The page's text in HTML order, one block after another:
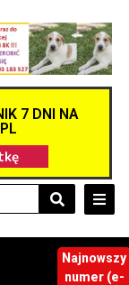
7 DNI NA
Najnowszy
numer (e-